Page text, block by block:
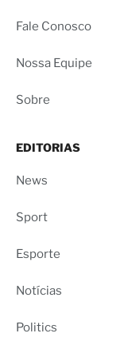
Fale Conosco
Nossa Equipe
Sobre
EDITORIAS
News
Sport
Esporte
Notícias
Politics